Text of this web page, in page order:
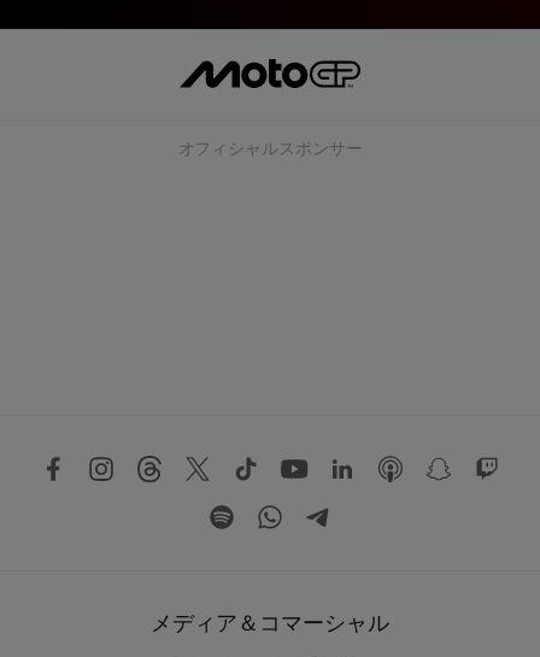
オフィシャルスポンサー
メディア＆コマーシャル